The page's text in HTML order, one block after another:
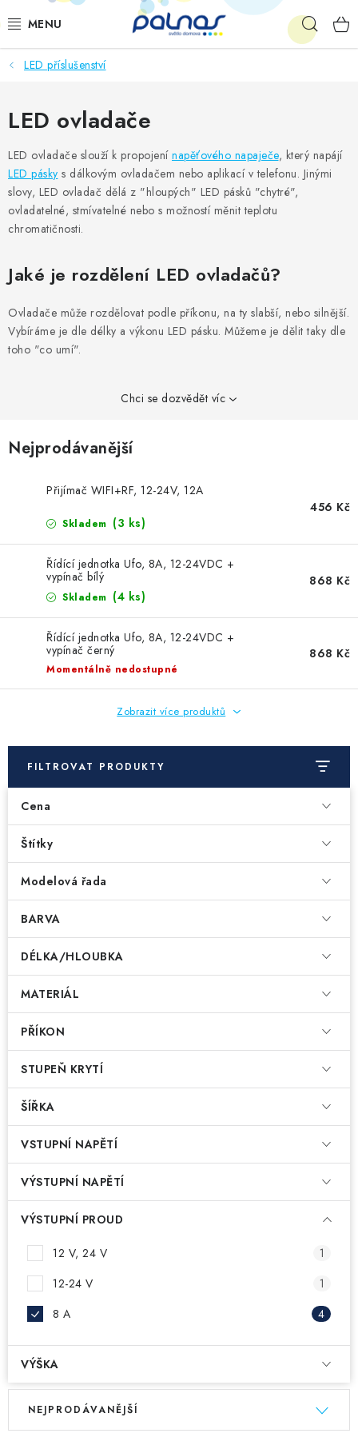
na
OSVĚTLENÍ INTERIÉRU
LED
VENKOVNÍ OSVĚTLENÍ
AKCE
SHOWROOM
KE STAŽENÍ
LED příslušenství
LED ovladače
LED ovladače slouží k propojení napěťového napaječe, který napájí
LED pásky s dálkovým ovladačem nebo aplikací v telefonu. Jinými
slovy, LED ovladač dělá z "hloupých" LED pásků "chytré",
ovladatelné, stmívatelné nebo s možností měnit teplotu
chromatičnosti.
Jaké je rozdělení LED ovladačů?
Ovladače může rozdělovat podle příkonu, na ty slabší, nebo silnější.
Vybíráme je dle délky a výkonu LED pásku. Můžeme je dělit taky dle
toho "co umí".
Chci se dozvědět víc
Nejprodávanější
Přijímač WIFI+RF, 12-24V, 12A
Skladem (3 ks)
456 Kč
Řídící jednotka Ufo, 8A, 12-24VDC +
vypínač bílý
Skladem (4 ks)
868 Kč
Řídící jednotka Ufo, 8A, 12-24VDC +
vypínač černý
Momentálně nedostupné
868 Kč
Zobrazit více produktů
FILTROVAT PRODUKTY
Cena
Štítky
Modelová řada
BARVA
DÉLKA/HLOUBKA
MATERIÁL
PŘÍKON
STUPEŇ KRYTÍ
ŠÍŘKA
VSTUPNÍ NAPĚTÍ
VÝSTUPNÍ NAPĚTÍ
VÝSTUPNÍ PROUD
12 V, 24 V
1
12-24 V
1
8 A
4
VÝŠKA
V
Ř
NEJPRODÁVANĚJŠÍ